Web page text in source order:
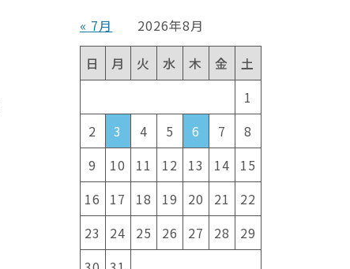
« 7月
2026年8月
日
月 火 水 木 金
土
1
2
3 4 5 6 7
8
9
10 11 12 13 14
15
16
17 18 19 20 21
22
23
24 25 26 27 28
29